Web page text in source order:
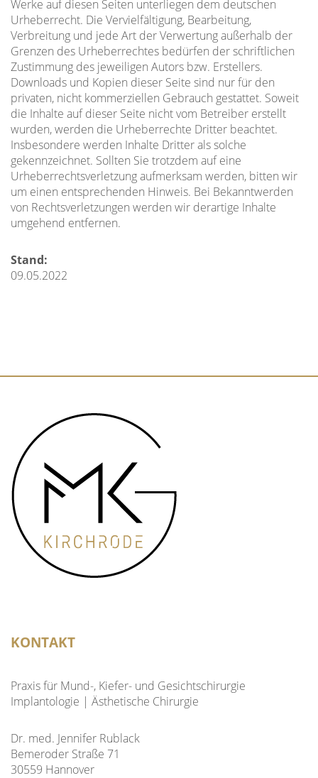
Werke auf diesen Seiten unterliegen dem deutschen
Urheberrecht. Die Vervielfältigung, Bearbeitung,
Verbreitung und jede Art der Verwertung außerhalb der
Grenzen des Urheberrechtes bedürfen der schriftlichen
Zustimmung des jeweiligen Autors bzw. Erstellers.
Downloads und Kopien dieser Seite sind nur für den
privaten, nicht kommerziellen Gebrauch gestattet. Soweit
die Inhalte auf dieser Seite nicht vom Betreiber erstellt
wurden, werden die Urheberrechte Dritter beachtet.
Insbesondere werden Inhalte Dritter als solche
gekennzeichnet. Sollten Sie trotzdem auf eine
Urheberrechtsverletzung aufmerksam werden, bitten wir
um einen entsprechenden Hinweis. Bei Bekanntwerden
von Rechtsverletzungen werden wir derartige Inhalte
umgehend entfernen.
Stand:
09.05.2022
KONTAKT
Praxis für Mund-, Kiefer- und Gesichtschirurgie
Implantologie | Ästhetische Chirurgie
Dr. med. Jennifer Rublack
Bemeroder Straße 71
30559 Hannover